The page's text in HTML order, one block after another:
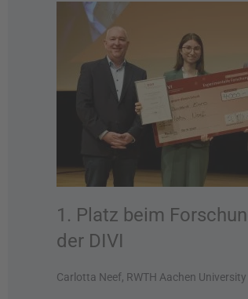
1. Platz beim
der DIVI
Carlotta Neef, RWTH Aachen University